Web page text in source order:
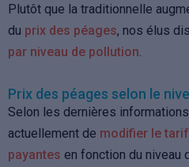
Plutôt que la traditionnelle
du prix des péages, nos élus
par niveau de pollution.
Prix des péages selon le
Selon les dernières
actuellement de modifier le
payantes en fonction du niveau